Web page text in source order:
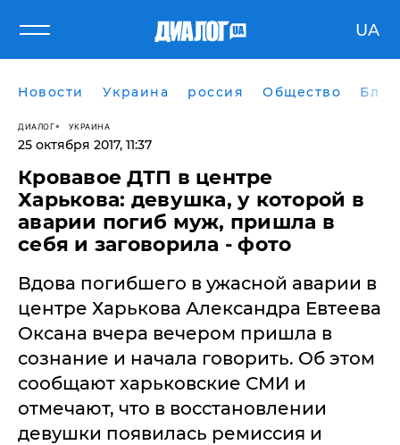
UA
Новости Украина россия Общество
ДИАЛОГ УКРАИНА
25 октября 2017, 11:37
Кровавое ДТП в центре
Харькова: девушка, у которой в
аварии погиб муж, пришла в
себя и заговорила - фото
​Вдова погибшего в ужасной аварии в
центре Харькова Александра Евтеева
Оксана вчера вечером пришла в
сознание и начала говорить. Об этом
сообщают харьковские СМИ и
отмечают, что в восстановлении
девушки появилась ремиссия и